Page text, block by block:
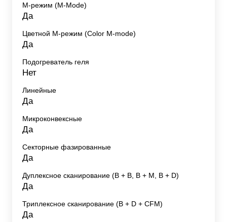
M-режим (M-Mode)
Да
Цветной M-режим (Color M-mode)
Да
Подогреватель геля
Нет
Линейные
Да
Микроконвексные
Да
Секторные фазированные
Да
Дуплексное сканирование (В + В, В + М, В + D)
Да
Триплексное сканирование (В + D + CFM)
Да